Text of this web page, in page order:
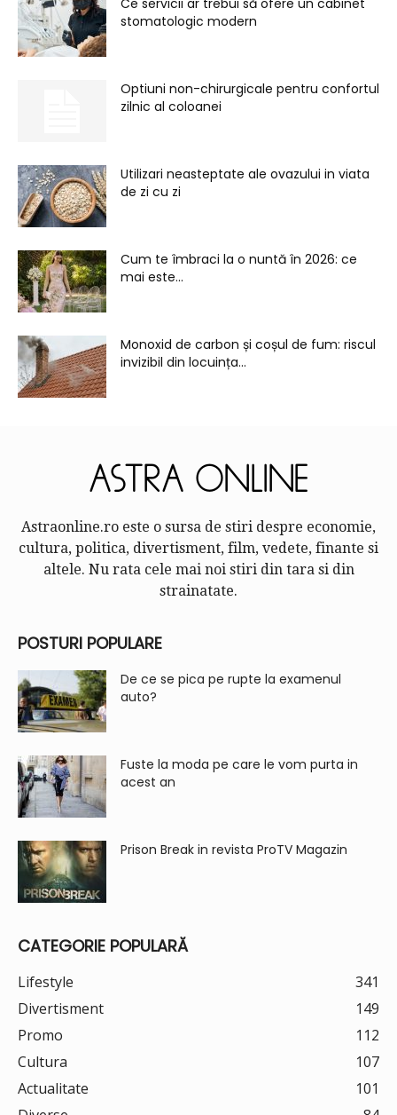
Ce servicii ar trebui să ofere un cabinet
stomatologic modern
Optiuni non-chirurgicale pentru confortul
zilnic al coloanei
Utilizari neasteptate ale ovazului in viata
de zi cu zi
Cum te îmbraci la o nuntă în 2026: ce
mai este...
Monoxid de carbon și coșul de fum: riscul
invizibil din locuința...
Astraonline.ro este o sursa de stiri despre economie,
cultura, politica, divertisment, film, vedete, finante si
altele. Nu rata cele mai noi stiri din tara si din
strainatate.
POSTURI POPULARE
De ce se pica pe rupte la examenul
auto?
Fuste la moda pe care le vom purta in
acest an
Prison Break in revista ProTV Magazin
CATEGORIE POPULARĂ
Lifestyle
341
Divertisment
149
Promo
112
Cultura
107
Actualitate
101